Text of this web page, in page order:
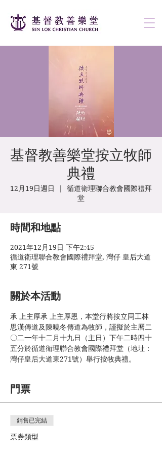
基督教善樂堂按立牧師
典禮
12月19日週日
  |
循道衛理聯合教會國際禮拜
堂
時間和地點
2021年12月19日 下午2:45
循道衛理聯合教會國際禮拜堂, 灣仔 皇后大道
東 271號
關於本活動
承 上主厚承 上主厚恩，本堂行將按立同工林
思漢傳道及陳曉冬傳道為牧師，謹擬於主曆二
〇二一年十二月十九日（主日）下午二時四十
五分於循道衛理聯合教會國際禮拜堂（地址：
灣仔皇后大道東271號）舉行按牧典禮。
門票
銷售已完結
票券類型